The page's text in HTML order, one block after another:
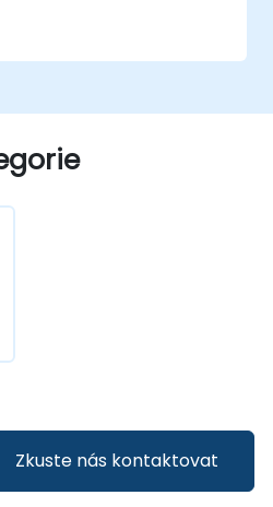
Zkuste nás kontaktovat